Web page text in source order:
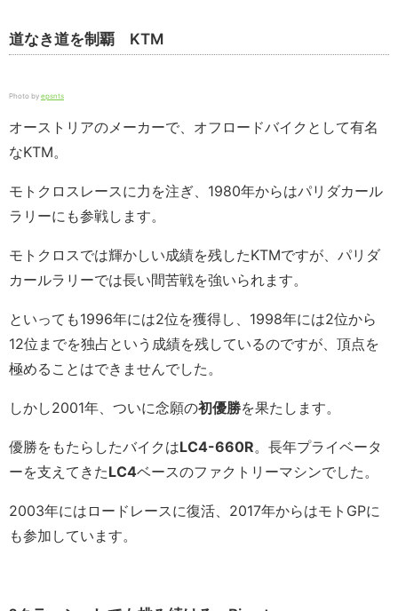
道なき道を制覇 KTM
Photo by epsnts
オーストリアのメーカーで、オフロードバイクとして有名
なKTM。
モトクロスレースに力を注ぎ、1980年からはパリダカール
ラリーにも参戦します。
モトクロスでは輝かしい成績を残したKTMですが、パリダ
カールラリーでは長い間苦戦を強いられます。
といっても1996年には2位を獲得し、1998年には2位から
12位までを独占という成績を残しているのですが、頂点を
極めることはできませんでした。
しかし2001年、ついに念願の初優勝を果たします。
優勝をもたらしたバイクはLC4-660R。長年プライベータ
ーを支えてきたLC4ベースのファクトリーマシンでした。
2003年にはロードレースに復活、2017年からはモトGPに
も参加しています。